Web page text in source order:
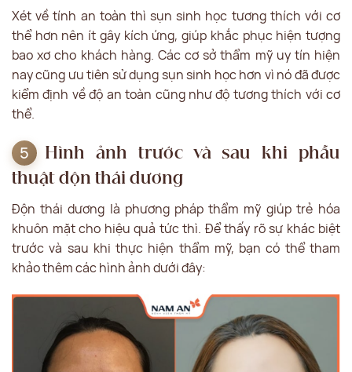
Xét về tính an toàn thì sụn sinh học tương thích với cơ
thể hơn nên ít gây kích ứng, giúp khắc phục hiện tượng
bao xơ cho khách hàng. Các cơ sở thẩm mỹ uy tín hiện
nay cũng ưu tiên sử dụng sụn sinh học hơn vì nó đã được
kiểm định về độ an toàn cũng như độ tương thích với cơ
thể.
Hình ảnh trước và sau khi phẫu
thuật độn thái dương
Độn thái dương là phương pháp thẩm mỹ giúp trẻ hóa
khuôn mặt cho hiệu quả tức thì. Để thấy rõ sự khác biệt
trước và sau khi thực hiện thẩm mỹ, bạn có thể tham
khảo thêm các hình ảnh dưới đây: